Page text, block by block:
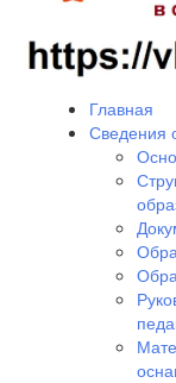
Главная
Сведения